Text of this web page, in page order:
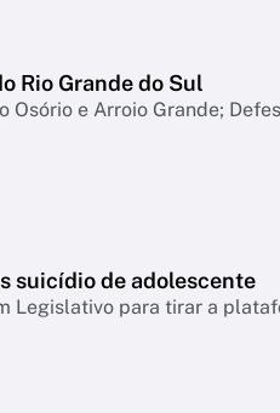
Rio Grande do Sul
Osório e Arroio Grande;
suicídio de adolescente
Legislativo para tirar a